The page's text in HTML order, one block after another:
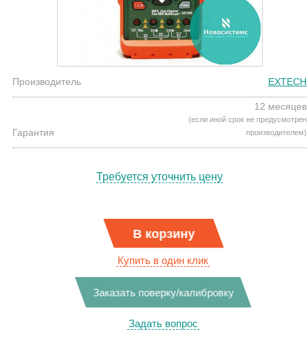
Производитель EXTECH
Гарантия
12 месяцев
(если иной срок не предусмотрен
производителем)
Требуется уточнить цену
В корзину
Купить в один клик
Заказать поверку/калибровку
Задать вопрос